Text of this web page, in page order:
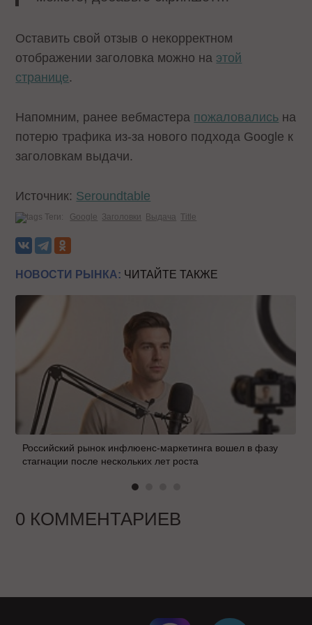
Оставить свой отзыв о некорректном
отображении заголовка можно на этой
странице.
Напомним, ранее вебмастера пожаловались на
потерю трафика из-за нового подхода Google к
заголовкам выдачи.
Источник: Seroundtable
Теги: Google Заголовки Выдача Title
НОВОСТИ РЫНКА: ЧИТАЙТЕ ТАКЖЕ
Российский рынок инфлюенс-маркетинга вошел в фазу
стагнации после нескольких лет роста
0 КОММЕНТАРИЕВ